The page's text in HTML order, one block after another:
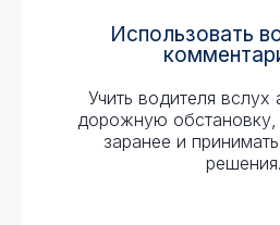
Использовать
Учить водителя вслух
дорожную обстановку,
заранее и
решения.